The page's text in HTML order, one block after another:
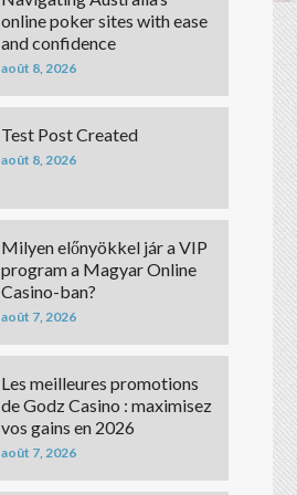
online poker sites with ease
and confidence
août 8, 2026
Test Post Created
août 8, 2026
Milyen előnyökkel jár a VIP
program a Magyar Online
Casino-ban?
août 7, 2026
Les meilleures promotions
de Godz Casino : maximisez
vos gains en 2026
août 7, 2026